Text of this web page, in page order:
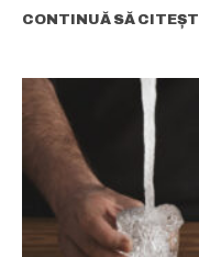
CONTINUĂ SĂ CITEȘTI